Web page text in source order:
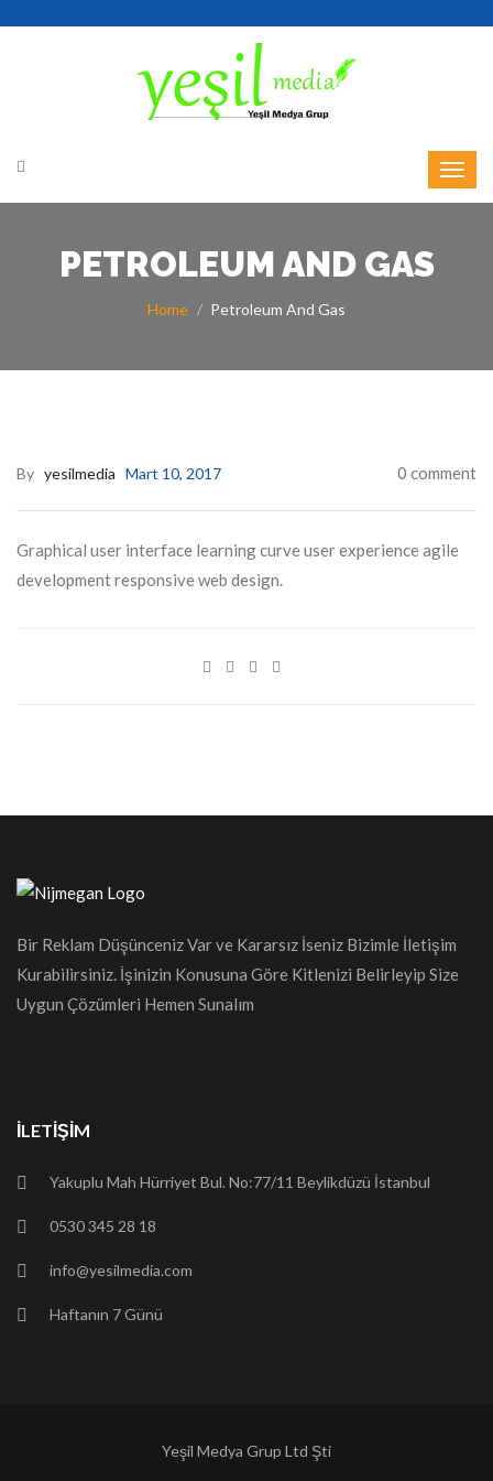
PETROLEUM AND GAS
Home Petroleum And Gas
By yesilmedia Mart 10, 2017 0 comment
Graphical user interface learning curve user experience agile
development responsive web design.
Bir Reklam Düşünceniz Var ve Kararsız İseniz Bizimle İletişim
Kurabilirsiniz. İşinizin Konusuna Göre Kitlenizi Belirleyip Size
Uygun Çözümleri Hemen Sunalım
İLETIŞIM
Yakuplu Mah Hürriyet Bul. No:77/11 Beylikdüzü İstanbul
0530 345 28 18
info@yesilmedia.com
Haftanın 7 Günü
Yeşil Medya Grup Ltd Şti